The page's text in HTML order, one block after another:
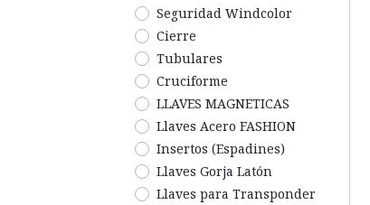
Seguridad Windcolor
Cierre
Tubulares
Cruciforme
LLAVES MAGNETICAS
Llaves Acero FASHION
Insertos (Espadines)
Llaves Gorja Latón
Llaves para Transponder